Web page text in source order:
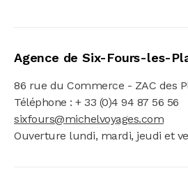
Agence de Six-Fours-les-
86 rue du Commerce - ZAC des
Téléphone : + 33 (0)4 94 87 56 56
sixfours@michelvoyages.com
Ouverture lundi, mardi, jeudi et